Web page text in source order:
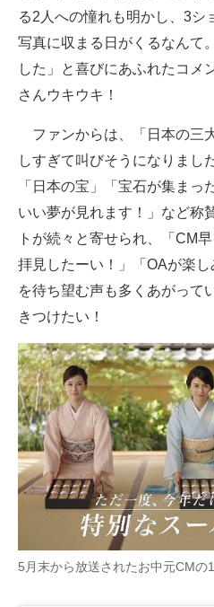
る2人への憧れも明かし、3シ
写真に収まる日がくるなんて
した」と喜びにあふれたコメ
さんウキウキ！
ファンからは、「日本の三
しすぎて叫びそうになりまし
「日本の宝」「宝石が集まっ
いい夢が見れます！」など称
トが続々と寄せられ、「CM
拝見したーい！」「OAが楽
を待ち望む声も多くあがって
きつけたい！
5月末から放送されたお中元CMの